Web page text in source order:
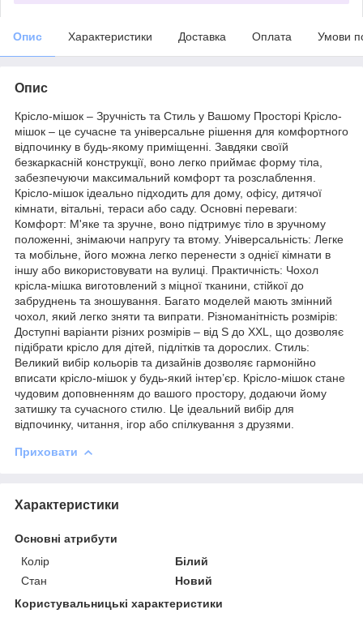
Опис Характеристики Доставка Оплата Умови
Опис
Крісло-мішок – Зручність та Стиль у Вашому Просторі Крісло-
мішок – це сучасне та універсальне рішення для комфортного
відпочинку в будь-якому приміщенні. Завдяки своїй
безкаркасній конструкції, воно легко приймає форму тіла,
забезпечуючи максимальний комфорт та розслаблення.
Крісло-мішок ідеально підходить для дому, офісу, дитячої
кімнати, вітальні, тераси або саду. Основні переваги:
Комфорт: М'яке та зручне, воно підтримує тіло в зручному
положенні, знімаючи напругу та втому. Універсальність: Легке
та мобільне, його можна легко перенести з однієї кімнати в
іншу або використовувати на вулиці. Практичність: Чохол
крісла-мішка виготовлений з міцної тканини, стійкої до
забруднень та зношування. Багато моделей мають змінний
чохол, який легко зняти та випрати. Різноманітність розмірів:
Доступні варіанти різних розмірів – від S до XXL, що дозволяє
підібрати крісло для дітей, підлітків та дорослих. Стиль:
Великий вибір кольорів та дизайнів дозволяє гармонійно
вписати крісло-мішок у будь-який інтер’єр. Крісло-мішок стане
чудовим доповненням до вашого простору, додаючи йому
затишку та сучасного стилю. Це ідеальний вибір для
відпочинку, читання, ігор або спілкування з друзями.
Приховати
Характеристики
Основні атрибути
Колір
Білий
Стан
Новий
Користувальницькі характеристики